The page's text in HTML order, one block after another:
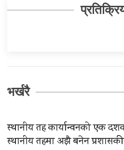
भर्खरै
स्थानीय तह कार्यान्वनको एक
स्थानीय तहमा अझै बनेन